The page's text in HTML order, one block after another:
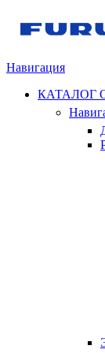
Навигация
КАТАЛОГ